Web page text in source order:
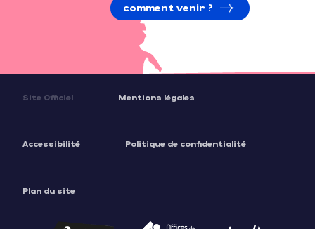
comment venir ?
Site Officiel Mentions légales
Accessibilité Politique de confidentialité
Plan du site